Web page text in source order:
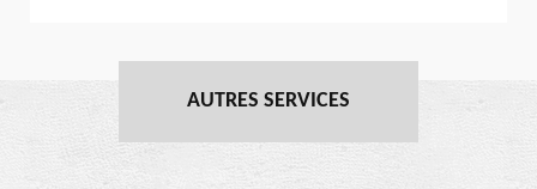
AUTRES SERVICES